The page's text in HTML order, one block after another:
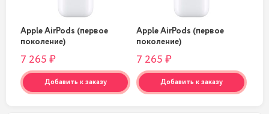
Apple AirPods (первое
поколение)
7 265 ₽
Добавить к заказу
Apple AirPods (первое
поколение)
7 265 ₽
Добавить к заказу